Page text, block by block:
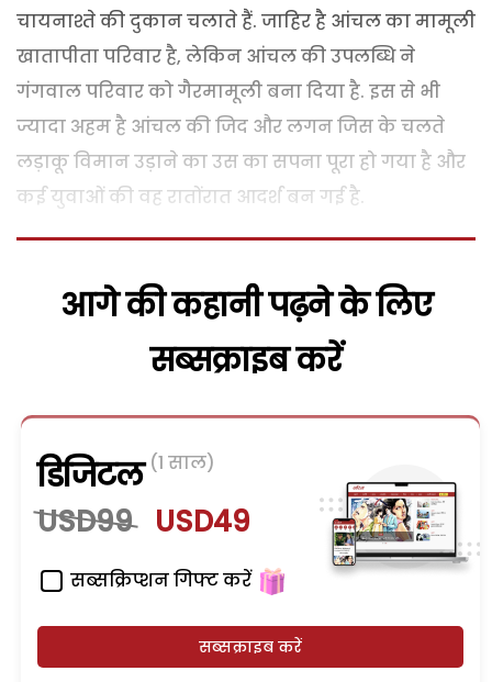
चायनाश्ते की दुकान चलाते हैं. जाहिर है आंचल का मामूली
खातापीता परिवार है, लेकिन आंचल की उपलब्धि ने
गंगवाल परिवार को गैरमामूली बना दिया है. इस से भी
ज्यादा अहम है आंचल की जिद और लगन जिस के चलते
लड़ाकू विमान उड़ाने का उस का सपना पूरा हो गया है और
कई युवाओं की वह रातोंरात आदर्श बन गई है.
आगे की कहानी पढ़ने के लिए
सब्सक्राइब करें
डिजिटल (1 साल)
USD99 USD49
सब्सक्रिप्शन गिफ्ट करें
सब्सक्राइब करें